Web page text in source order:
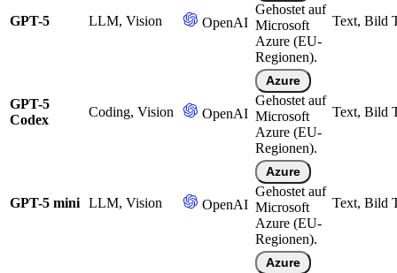
GPT-5 LLM, Vision OpenAI
Gehostet auf
Microsoft
Azure (EU-
Regionen).
Text, Bild
GPT-5
Codex
Coding, Vision OpenAI
Azure
Gehostet auf
Microsoft
Azure (EU-
Regionen).
Text, Bild
GPT-5 mini LLM, Vision OpenAI
Azure
Gehostet auf
Microsoft
Azure (EU-
Regionen).
Text, Bild
Azure